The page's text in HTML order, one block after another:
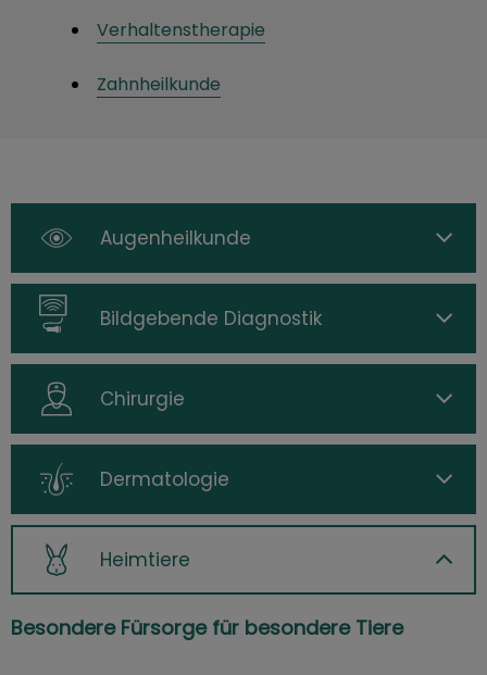
Verhaltenstherapie
Zahnheilkunde
Augenheilkunde
Bildgebende Diagnostik
Chirurgie
Dermatologie
Heimtiere
Besondere Fürsorge für besondere Tiere